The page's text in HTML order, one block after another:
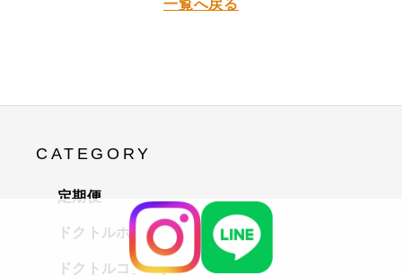
一覧へ戻る
CATEGORY
定期便
ドクトルホワイトパラソル
ドクトルコノハナ